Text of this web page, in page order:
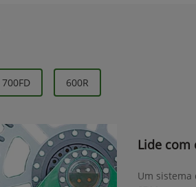
700FD 600R
Lide com
Um sistema